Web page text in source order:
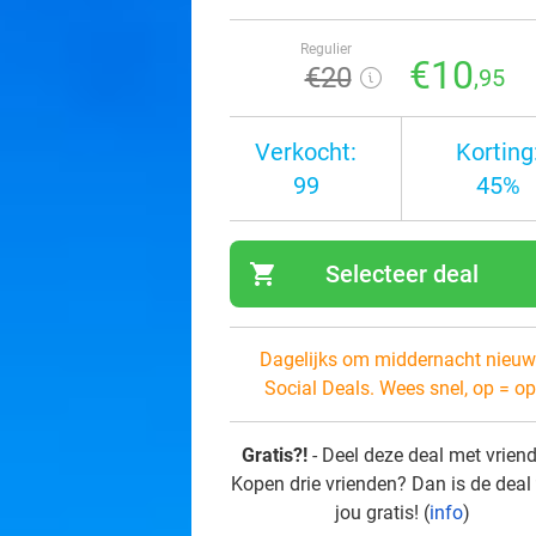
Regulier
€20 €10,95
Verkocht:
99
45%
shopping_cart Selecteer deal
Dagelijks om middernacht
Social Deals. Wees snel, op =
Gratis?! - Deel deze deal met
Kopen drie vrienden? Dan is de
jou gratis! (info)